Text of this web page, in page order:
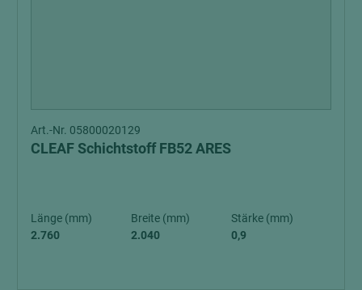
Art.-Nr. 05800020129
CLEAF Schichtstoff FB52 ARES
Länge (mm)
2.760
Breite (mm)
2.040
Stärke (mm)
0,9